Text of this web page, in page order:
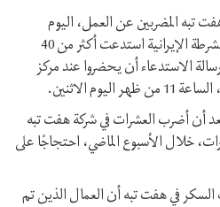
تبه المضربين عن العمل، اليوم
الاثنين 30 سبتمبر (أيلول)، بأن الشرطة الإيرانية استدعت أكثر من 40
الاستدعاء أن يحضروا عند مركز
الاثنين.
أن أضرب العشرات في شركة هفت تبه
خلال الأسبوع الماضي، احتجاجًا على
في هفت تبه أن العمال الذين تم